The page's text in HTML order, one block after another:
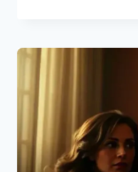
VOCÊ
FINAL!